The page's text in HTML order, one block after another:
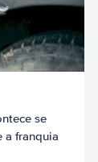
se
a franquia